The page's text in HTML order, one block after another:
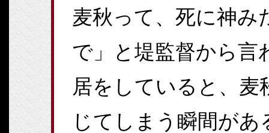
麦秋って、死に神み
で」と堤監督から言
居をしていると、
じてしまう瞬間が